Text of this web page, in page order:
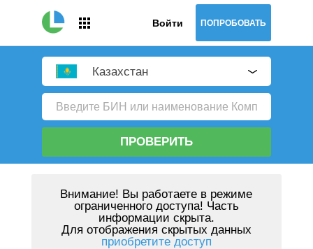
Войти ПОПРОБОВАТЬ
Казахстан
ПРОВЕРИТЬ
Внимание! Вы работаете в режиме
ограниченного доступа! Часть
информации скрыта.
Для отображения скрытых данных
приобретите доступ